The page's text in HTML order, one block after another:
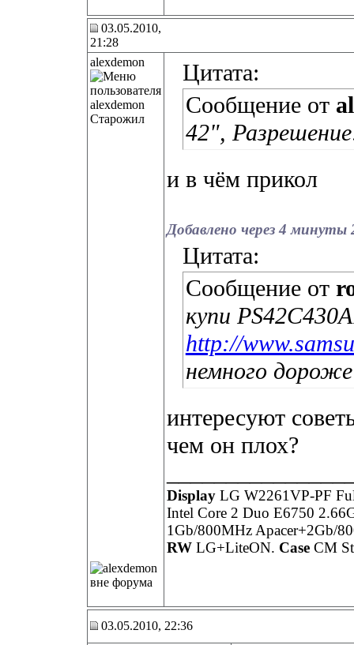
03.05.2010,
21:28
alexdemon
Старожил
Цитата:
Сообщение от
42",
и в чём прикол
Добавлено через 4 минуты
Цитата:
Сообщение от
купи
http://
немного дороже
интересуют
чем он плох?
DisplayLG W2261VP-PF
Intel Core 2 Duo E6750
1Gb/800MHz Apacer+2Gb/
RWLG+LiteON. CaseCM
03.05.2010, 22:36